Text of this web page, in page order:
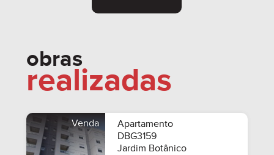
obras
realizadas
Venda
Apartamento
DBG3159
Jardim Botânico